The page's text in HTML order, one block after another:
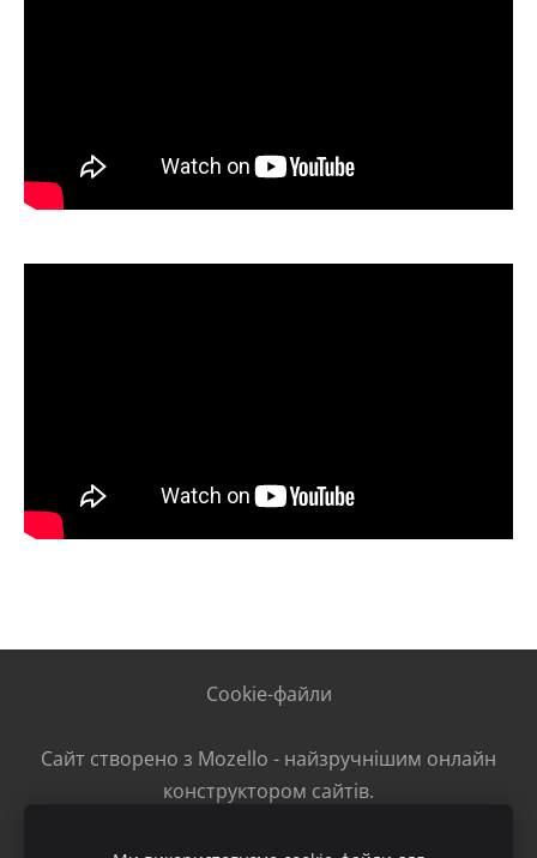
Cookie-файли
Сайт створено з Mozello - найзручнішим онлайн
конструктором сайтів.